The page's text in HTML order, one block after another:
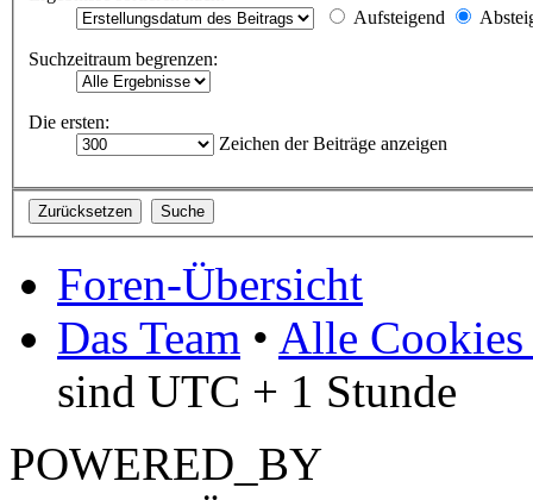
Aufsteigend
Suchzeitraum begrenzen:
Die ersten:
Zeichen der Beiträge anzeigen
Foren-Übersicht
Das Team • Alle Cookies
sind UTC + 1 Stunde
POWERED_BY